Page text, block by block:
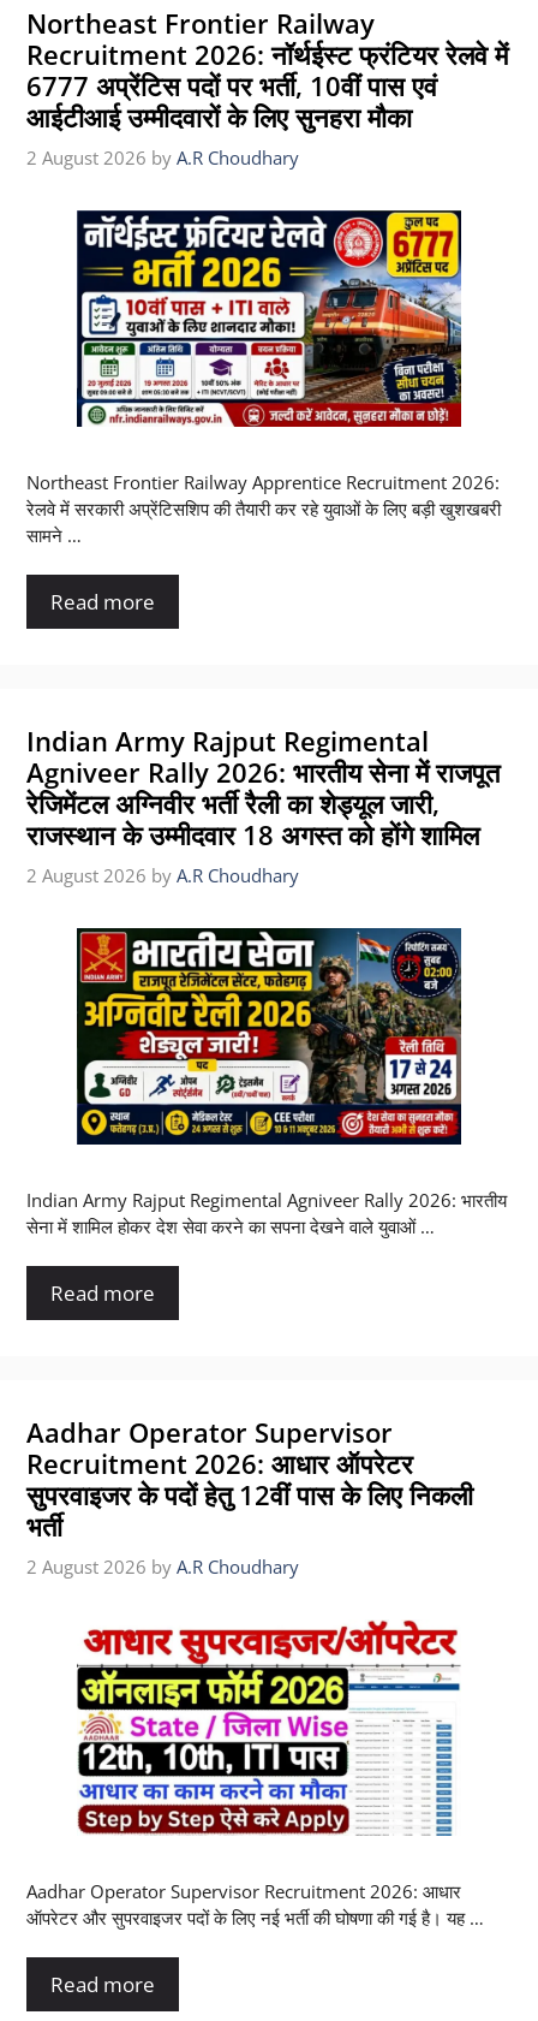
Northeast Frontier Railway
Recruitment 2026: नॉर्थईस्ट फ्रंटियर रेलवे में
6777 अप्रेंटिस पदों पर भर्ती, 10वीं पास एवं
आईटीआई उम्मीदवारों के लिए सुनहरा मौका
2 August 2026 by A.R Choudhary
Northeast Frontier Railway Apprentice Recruitment 2026:
रेलवे में सरकारी अप्रेंटिसशिप की तैयारी कर रहे युवाओं के लिए बड़ी खुशखबरी
सामने …
Read more
Indian Army Rajput Regimental
Agniveer Rally 2026: भारतीय सेना में राजपूत
रेजिमेंटल अग्निवीर भर्ती रैली का शेड्यूल जारी,
राजस्थान के उम्मीदवार 18 अगस्त को होंगे शामिल
2 August 2026 by A.R Choudhary
Indian Army Rajput Regimental Agniveer Rally 2026: भारतीय
सेना में शामिल होकर देश सेवा करने का सपना देखने वाले युवाओं …
Read more
Aadhar Operator Supervisor
Recruitment 2026: आधार ऑपरेटर
सुपरवाइजर के पदों हेतु 12वीं पास के लिए निकली
भर्ती
2 August 2026 by A.R Choudhary
Aadhar Operator Supervisor Recruitment 2026: आधार
ऑपरेटर और सुपरवाइजर पदों के लिए नई भर्ती की घोषणा की गई है। यह …
Read more